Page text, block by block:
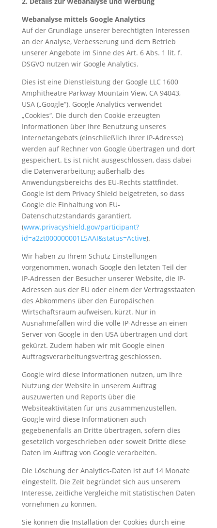
Webanalyse mittels Google Analytics
Auf der Grundlage unserer berechtigten Interessen
an der Analyse, Verbesserung und dem Betrieb
unserer Angebote im Sinne des Art. 6 Abs. 1 lit. f.
DSGVO nutzen wir Google Analytics.
Dies ist eine Dienstleistung der Google LLC 1600
Amphitheatre Parkway Mountain View, CA 94043,
USA („Google“). Google Analytics verwendet
„Cookies“. Die durch den Cookie erzeugten
Informationen über Ihre Benutzung unseres
Internetangebots (einschließlich Ihrer IP-Adresse)
werden auf Rechner von Google übertragen und dort
gespeichert. Es ist nicht ausgeschlossen, dass dabei
die Datenverarbeitung außerhalb des
Anwendungsbereichs des EU-Rechts stattfindet.
Google ist dem Privacy Shield beigetreten, so dass
Google die Einhaltung von EU-
Datenschutzstandards garantiert.
(www.privacyshield.gov/participant?
id=a2zt000000001L5AAI&status=Active).
Wir haben zu Ihrem Schutz Einstellungen
vorgenommen, wonach Google den letzten Teil der
IP-Adressen der Besucher unserer Website, die IP-
Adressen aus der EU oder einem der Vertragsstaaten
des Abkommens über den Europäischen
Wirtschaftsraum aufweisen, kürzt. Nur in
Ausnahmefällen wird die volle IP-Adresse an einen
Server von Google in den USA übertragen und dort
gekürzt. Zudem haben wir mit Google einen
Auftragsverarbeitungsvertrag geschlossen.
Google wird diese Informationen nutzen, um Ihre
Nutzung der Website in unserem Auftrag
auszuwerten und Reports über die
Websiteaktivitäten für uns zusammenzustellen.
Google wird diese Informationen auch
gegebenenfalls an Dritte übertragen, sofern dies
gesetzlich vorgeschrieben oder soweit Dritte diese
Daten im Auftrag von Google verarbeiten.
Die Löschung der Analytics-Daten ist auf 14 Monate
eingestellt. Die Zeit begründet sich aus unserem
Interesse, zeitliche Vergleiche mit statistischen Daten
vornehmen zu können.
Sie können die Installation der Cookies durch eine